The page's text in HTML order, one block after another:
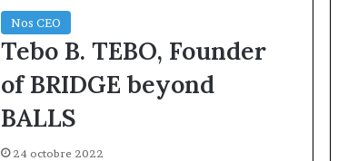
Nos CEO
Tebo B. TEBO, Founder
of BRIDGE beyond
BALLS
24 octobre 2022